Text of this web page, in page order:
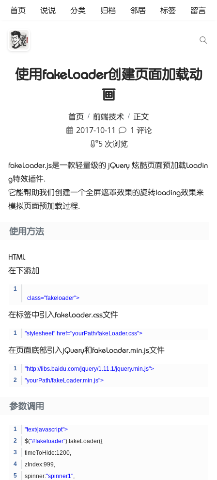
首页 说说 分类 归档 邻居 标签 留言
使用fakeLoader创建页面加载动
画
首页 前端技术 正文
2017-10-11
1 评论
5 次浏览
fakeLoader.js是一款轻量级的 jQuery 炫酷页面预加载Loadin
g特效插件.
它能帮助我们创建一个全屏遮罩效果的旋转loading效果来
模拟页面预加载过程.
使用方法
HTML
在下添加
class="fakeloader">
在标签中引入fakeLoader.css文件
"stylesheet" href="yourPath/fakeLoader.css">
在页面底部引入jQuery和fakeLoader.min.js文件
"http://libs.baidu.com/jquery/1.11.1/jquery.min.js">
"yourPath/fakeLoader.min.js">
参数调用
"text/javascript">
$("#fakeloader").fakeLoader({
timeToHide:1200,
zIndex:999,
spinner:"spinner1"